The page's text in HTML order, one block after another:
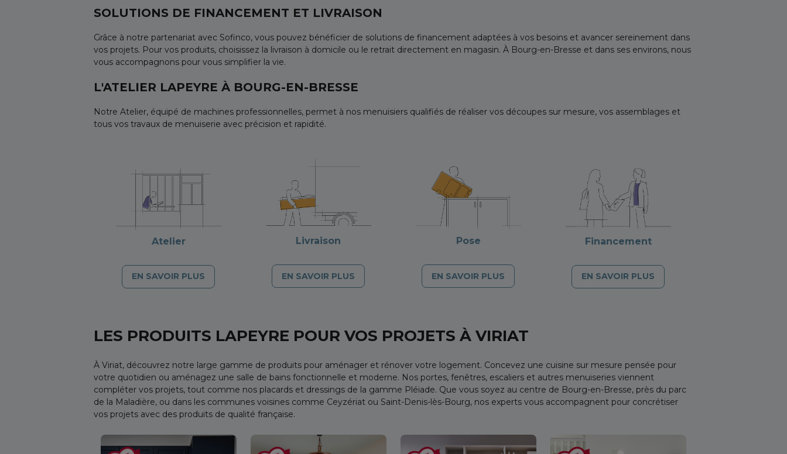
SOLUTIONS DE FINANCEMENT ET LIVRAISON
Grâce à notre partenariat avec Sofinco, vous pouvez bénéficier de solutions de financement adaptées à vos besoins et avancer sereinement dans
vos projets. Pour vos produits, choisissez la livraison à domicile ou le retrait directement en magasin. À Bourg-en-Bresse et dans ses environs, nous
vous accompagnons pour vous simplifier la vie.
L'ATELIER LAPEYRE À BOURG-EN-BRESSE
Notre Atelier, équipé de machines professionnelles, permet à nos menuisiers qualifiés de réaliser vos découpes sur mesure, vos assemblages et
tous vos travaux de menuiserie avec précision et rapidité.
Atelier
EN SAVOIR PLUS
Livraison
EN SAVOIR PLUS
Pose
EN SAVOIR PLUS
Financement
EN SAVOIR PLUS
LES PRODUITS LAPEYRE POUR VOS PROJETS À VIRIAT
À Viriat, découvrez notre large gamme de produits pour aménager et rénover votre logement. Concevez une cuisine sur mesure pensée pour
votre quotidien ou aménagez une salle de bains fonctionnelle et moderne. Nos portes, fenêtres, escaliers et autres menuiseries viennent
compléter vos projets, tout comme nos placards et dressings de la gamme Pléiade. Que vous soyez au centre de Bourg-en-Bresse, près du parc
de la Maladière, ou dans les communes voisines comme Ceyzériat ou Saint-Denis-lès-Bourg, nos experts vous accompagnent pour concrétiser
vos projets avec des produits de qualité française.